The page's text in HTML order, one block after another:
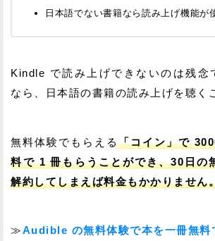
日本語でない書籍なら読み上げ機能が
Kindle で読み上げできないのは残念
なら、日本語の書籍の読み上げを聴く
無料体験でもらえる「コイン」で
料で 1 冊もらうことができ、30日の
解約してしまえば料金もかかりません
≫Audible の無料体験で本を一冊無料